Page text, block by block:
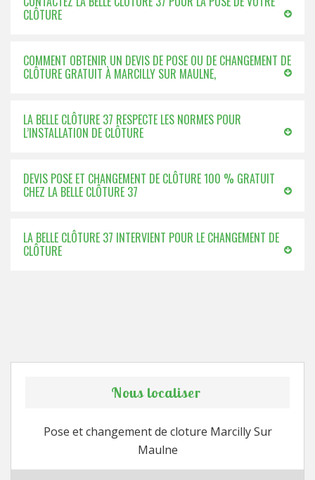
CLÔTURE
COMMENT OBTENIR UN DEVIS DE POSE OU DE CHANGEMENT DE
CLÔTURE GRATUIT À MARCILLY SUR MAULNE,
LA BELLE CLÔTURE 37 RESPECTE LES NORMES POUR
L’INSTALLATION DE CLÔTURE
DEVIS POSE ET CHANGEMENT DE CLÔTURE 100 % GRATUIT
CHEZ LA BELLE CLÔTURE 37
LA BELLE CLÔTURE 37 INTERVIENT POUR LE CHANGEMENT DE
CLÔTURE
Nous localiser
Pose et changement de cloture Marcilly Sur
Maulne